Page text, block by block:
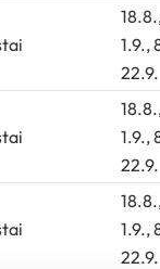
1.9.,
22.9.
1.9.,
22.9.
1.9.,
22.9.